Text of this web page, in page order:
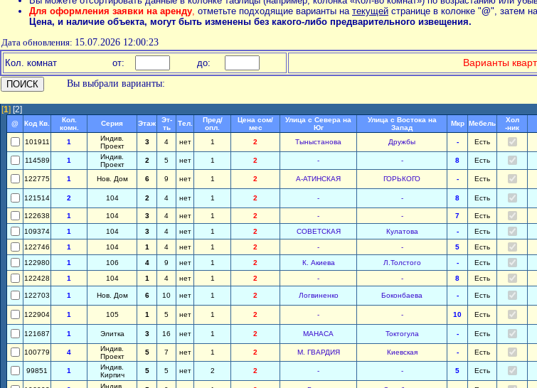
Для оформления заявки на аренду, отметьте подходящие варианты на текущей странице в колонке "@", затем
Цена, и наличие объекта, могут быть изменены без какого-либо предварительного извещения.
Дата обновления: 15.07.2026 12:00:23
Кол. комнат
от: до: Варианты
Вы выбрали варианты:
[1] [2]
@ Код Кв.
Кол.
комн.
Серия Этаж
Эт-
ть
Тел.
Пред/
опл.
Цена сом/
мес
Улица с Севера на
Юг
Улица с Востока на
Запад
Мкр Мебель
Хол
-ник
101911
1
Индив.
Проект
3 4 нет 1 2 Тыныстанова Дружбы - Есть
114589 1
Индив.
Проект
2 5 нет 1 2 - - 8 Есть
122775 1 Нов. Дом 6 9 нет 1 2 А-АТИНСКАЯ ГОРЬКОГО - Есть
121514 2 104 2 4 нет 1 2 - - 8 Есть
122638 1 104 3 4 нет 1 2 - - 7 Есть
109374
1 104 3 4 нет 1 2 СОВЕТСКАЯ Кулатова - Есть
122746
1 104 1 4 нет 1 2 - - 5 Есть
122980
1 106 4 9 нет 1 2 К. Акиева Л.Толстого - Есть
122428
1 104 1 4 нет 1 2 - - 8 Есть
122703 1 Нов. Дом 6 10 нет 1 2 Логвиненко Боконбаева - Есть
122904
1 105 1 5 нет 1 2 - - 10 Есть
121687 1 Элитка 3 16 нет 1 2 МАНАСА Токтогула - Есть
100779 4
Индив.
Проект
5 7 нет 1 2 М. ГВАРДИЯ Киевская - Есть
99851 1
Индив.
Кирпич
5 5 нет 2 2 - - 5 Есть
Индив.